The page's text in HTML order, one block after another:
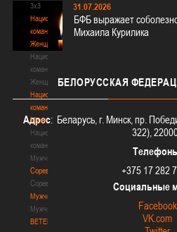
3х3
Национальная
команда.
Женщины
Национальная
команда.
Женщины
Национальная
команда.
Мужчины
Национальная
команда.
Мужчины
Соревнования
Соревнования
Мужчины
Мужчины
BETERA
31.07.2026
БФБ выражает
Михаила Курилика
БЕЛОРУССКАЯ
Адрес: Беларусь, г. Минск, пр.
322),
+375 17 282
Социальные
Facebook
VK.com